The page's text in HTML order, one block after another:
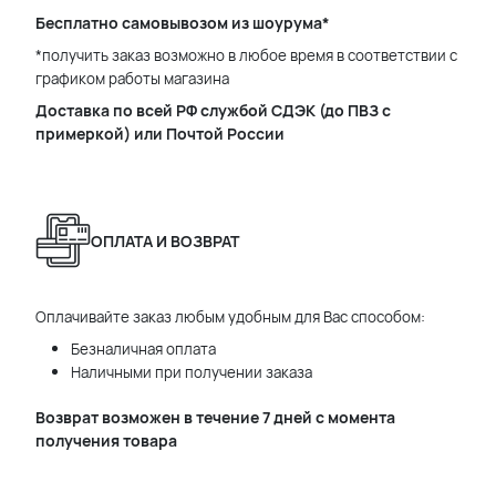
Бесплатно самовывозом из шоурума*
*получить заказ возможно в любое время в соответствии с
графиком работы магазина
Доставка по всей РФ службой СДЭК (до ПВЗ с
примеркой) или Почтой России
ОПЛАТА И ВОЗВРАТ
Оплачивайте заказ любым удобным для Вас способом:
Безналичная оплата
Наличными при получении заказа
Возврат возможен в течение 7 дней с момента
получения товара